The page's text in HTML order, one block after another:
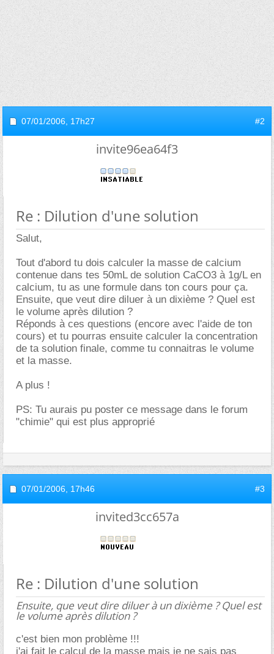
07/01/2006, 17h27 #2
invite96ea64f3
Re : Dilution d'une solution
Salut,
Tout d'abord tu dois calculer la masse de calcium
contenue dans tes 50mL de solution CaCO3 à 1g/L en
calcium, tu as une formule dans ton cours pour ça.
Ensuite, que veut dire diluer à un dixième ? Quel est
le volume après dilution ?
Réponds à ces questions (encore avec l'aide de ton
cours) et tu pourras ensuite calculer la concentration
de ta solution finale, comme tu connaitras le volume
et la masse.
A plus !
PS: Tu aurais pu poster ce message dans le forum
"chimie" qui est plus approprié
07/01/2006, 17h46 #3
invited3cc657a
Re : Dilution d'une solution
Ensuite, que veut dire diluer à un dixième ? Quel est
le volume après dilution ?
c'est bien mon problème !!!
j'ai fait le calcul de la masse mais je ne sais pas